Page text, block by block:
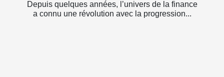
Depuis quelques années, l’univers de la finance
a connu une révolution avec la progression...